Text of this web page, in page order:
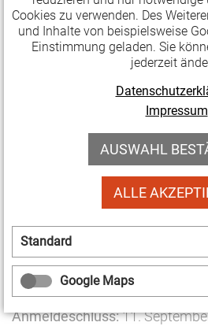
Mitgliederpflege und -
Management, Kooperationen
des Modellprojektes „Ehrenamt
in Hessen. Zurzeit arbeitet sie
pro regio, bei dem sie die
der Stadt- und
Arbeitszeiten:
Ort:mon ami Weimar,
Kosten: 45,- / 30,-* Euro
Anmeldeschluss:11.
Cookies zu verwenden. Des
und Inhalte von beispielsweise
Einstimmung geladen. Sie
jederzeit
Impressum
AUSWAHL
ALLE
Standard
Google Maps